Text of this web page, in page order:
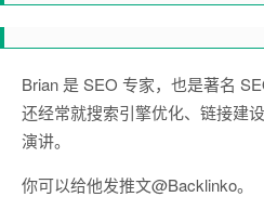
Brian 是 SEO 专家，也是著名
还经常就搜索引擎优化、链接建
演讲。
你可以给他发推文@Backlinko。